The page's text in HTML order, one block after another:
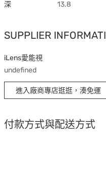
深 13.8
SUPPLIER
iLens愛能視
undefined
進入廠商專店逛逛，湊免運
付款方式與配送方式